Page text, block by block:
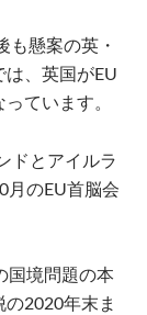
も懸案の英・
、英国がEU
ています。
ドとアイルラ
月のEU首脳会
国境問題の本
2020年末ま